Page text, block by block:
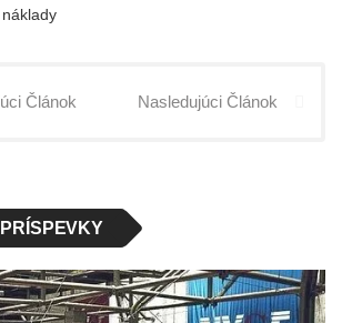
Článok Nasledujúci Článok